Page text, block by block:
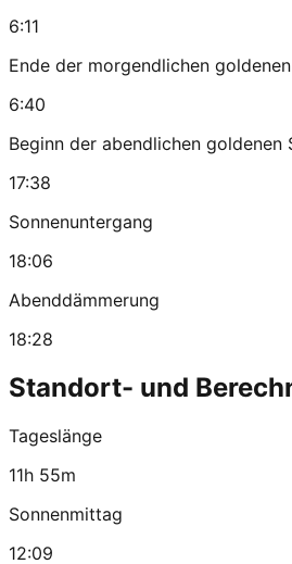
6:11
Ende der morgendlichen
6:40
Beginn der abendlichen goldenen
17:38
Sonnenuntergang
18:06
Abenddämmerung
18:28
Standort- und
Tageslänge
11h 55m
Sonnenmittag
12:09